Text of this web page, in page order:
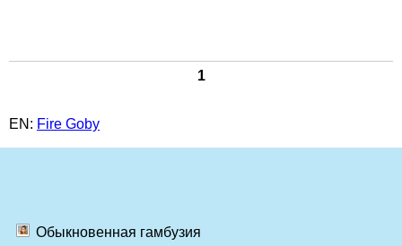
1
EN: Fire Goby
Обыкновенная гамбузия